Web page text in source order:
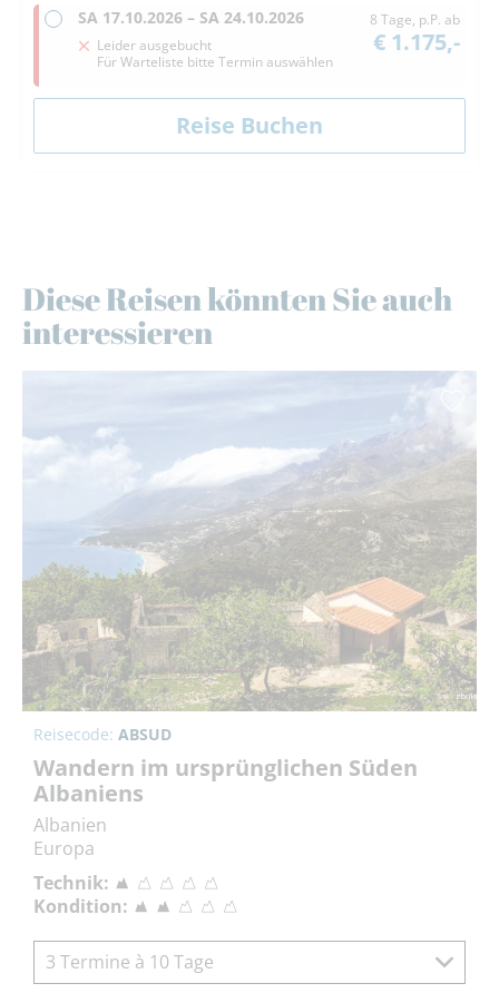
SA 17.10.2026 – SA 24.10.2026
Leider ausgebucht
Für Warteliste bitte Termin auswählen
8 Tage, p.P. ab
€ 1.175,-
Diese Reisen könnten Sie auch
interessieren
Reisecode: ABSUD
Wandern im ursprünglichen Süden
Albaniens
Albanien
Europa
Technik:
Kondition:
3 Termine à 10 Tage